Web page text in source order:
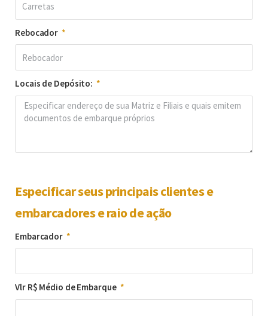
Rebocador
Locais de Depósito:
Especificar seus principais clientes e
embarcadores e raio de ação
Embarcador
Vlr R$ Médio de Embarque